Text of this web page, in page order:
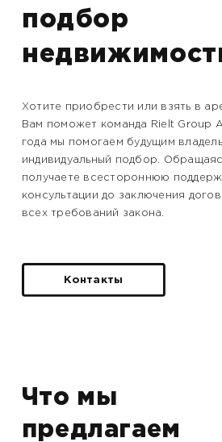
подбор
Хотите приобрести или взять в
Вам поможет команда Rielt Group
года мы помогаем будущим
индивидуальный подбор.
получаете всестороннюю
консультации до заключения
всех требований закона.
Контакты
Что мы
предлагаем